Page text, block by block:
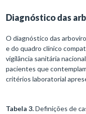
Diagnóstico das
O diagnóstico das
e do quadro clínico
vigilância sanitária
pacientes que
critérios laboratorial
Tabela 3.Definições de